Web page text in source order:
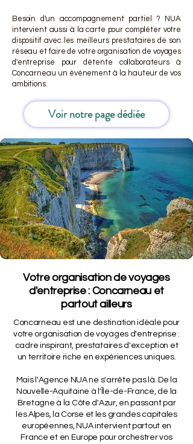
Besoin d'un accompagnement partiel ? NUA
intervient aussi à la carte pour compléter votre
dispositif avec les meilleurs prestataires de son
réseau et faire de votre organisation de voyages
d'entreprise pour détente collaborateurs à
Concarneau un événement à la hauteur de vos
ambitions.
Voir notre page dédiée
Votre organisation de voyages
d'entreprise : Concarneau et
partout ailleurs
Concarneau est une destination idéale pour
votre organisation de voyages d'entreprise :
cadre inspirant, prestataires d'exception et
un territoire riche en expériences uniques.
Mais l'Agence NUA ne s'arrête pas là. De la
Nouvelle-Aquitaine à l'Île-de-France, de la
Bretagne à la Côte d'Azur, en passant par
les Alpes, la Corse et les grandes capitales
européennes, NUA intervient partout en
France et en Europe pour orchestrer vos